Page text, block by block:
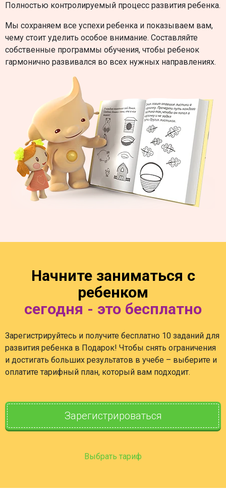
Полностью контролируемый процесс развития ребенка.
Мы сохраняем все успехи ребенка и показываем вам,
чему стоит уделить особое внимание. Составляйте
собственные программы обучения, чтобы ребенок
гармонично развивался во всех нужных направлениях.
Начните заниматься с
ребенком
сегодня - это бесплатно
Зарегистрируйтесь и получите бесплатно 10 заданий для
развития ребенка в Подарок! Чтобы снять ограничения
и достигать больших результатов в учебе – выберите и
оплатите тарифный план, который вам подходит.
Зарегистрироваться
Выбрать тариф